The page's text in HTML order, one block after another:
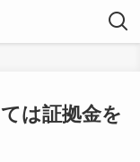
は証拠金を